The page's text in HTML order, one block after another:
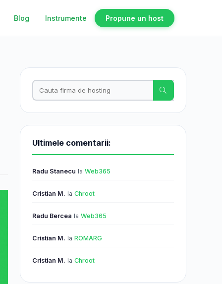
Blog Instrumente Propune un host
Ultimele comentarii:
Radu Stanecu la Web365
Cristian M. la Chroot
Radu Bercea la Web365
Cristian M. la ROMARG
Cristian M. la Chroot